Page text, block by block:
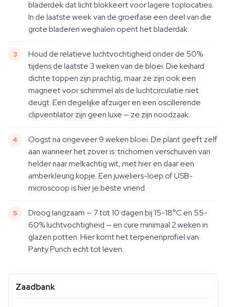
bladerdek dat licht blokkeert voor lagere toplocaties.
In de laatste week van de groeifase een deel van die
grote bladeren weghalen opent het bladerdak.
Houd de relatieve luchtvochtigheid onder de 50%
tijdens de laatste 3 weken van de bloei. Die keihard
dichte toppen zijn prachtig, maar ze zijn ook een
magneet voor schimmel als de luchtcirculatie niet
deugt. Een degelijke afzuiger en een oscillerende
clipventilator zijn geen luxe — ze zijn noodzaak.
Oogst na ongeveer 9 weken bloei. De plant geeft zelf
aan wanneer het zover is: trichomen verschuiven van
helder naar melkachtig wit, met hier en daar een
amberkleurig kopje. Een juweliers-loep of USB-
microscoop is hier je beste vriend.
Droog langzaam — 7 tot 10 dagen bij 15-18°C en 55-
60% luchtvochtigheid — en cure minimaal 2 weken in
glazen potten. Hier komt het terpenenprofiel van
Panty Punch echt tot leven.
Zaadbank